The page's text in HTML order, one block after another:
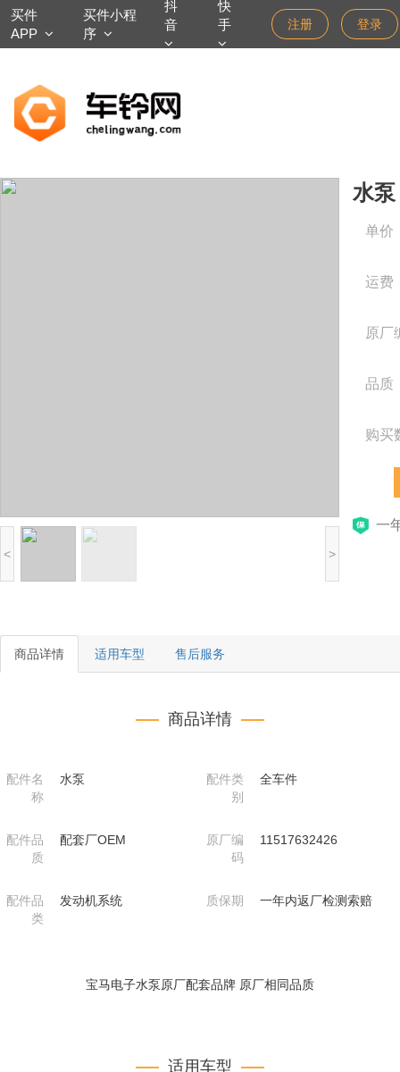
买件
APP
买件小程
序
抖
音
快
手
注册 登录
< >
水泵
单价
运费
原厂
品质
购买
一
商品详情 适用车型 售后服务
商品详情
配件名
称
水泵
配件类
别
全车件
配件品
质
配套厂OEM
原厂编
码
11517632426
配件品
类
发动机系统 质保期 一年内返厂检测索赔
宝马电子水泵原厂配套品牌 原厂相同品质
适用车型